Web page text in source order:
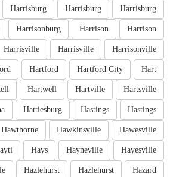
Harrisburg
Harrisburg
Harrisburg
Harrison
Harrison
Harrisonburg
Harrisonville
Harrisville
Harrisville
Hart
Hartford City
Hartford
Hartsville
Hartville
Hartwell
Hastings
Hastings
Hattiesburg
Hawesville
Hawkinsville
Hawthorne
Hayesville
Hayneville
Hays
Hazard
Hazlehurst
Hazlehurst